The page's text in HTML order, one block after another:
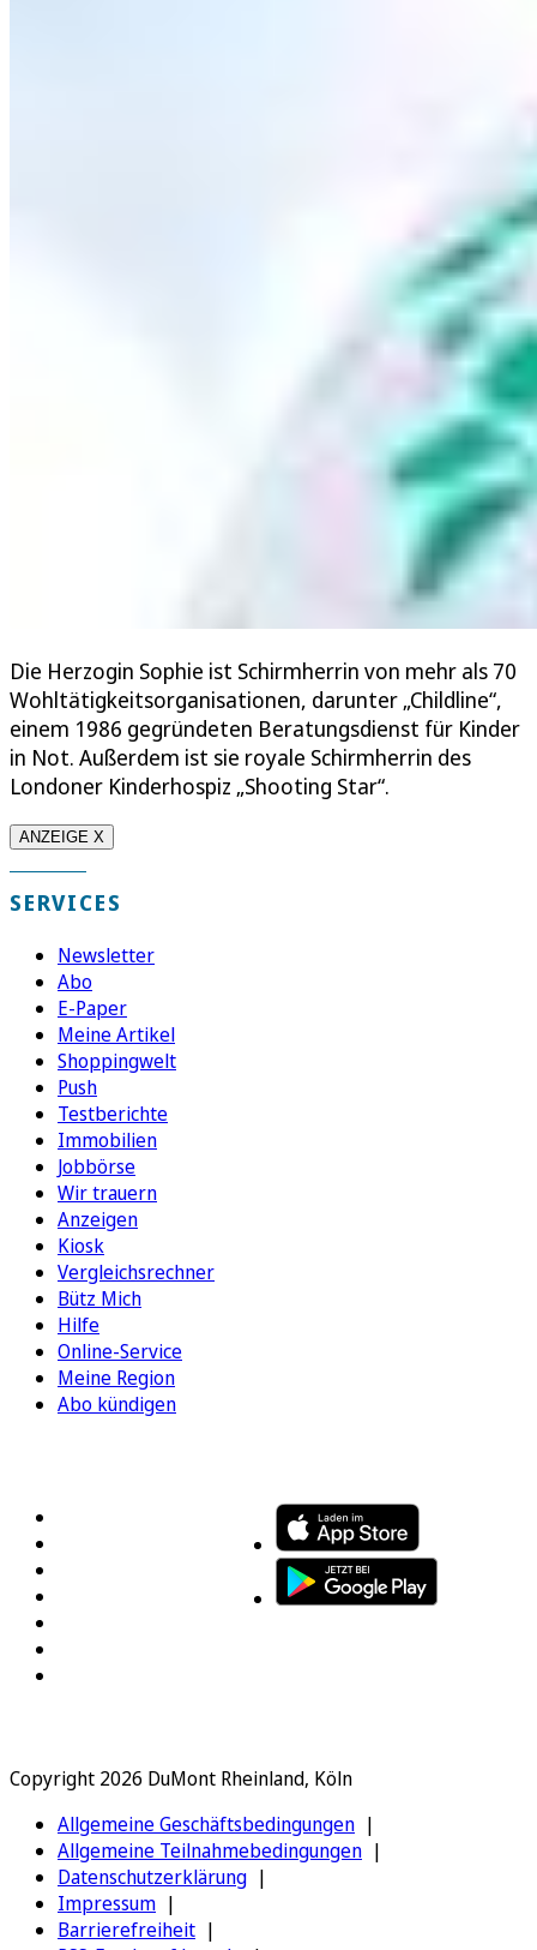
Die Herzogin Sophie ist Schirmherrin von mehr als 70
Wohltätigkeitsorganisationen, darunter „Childline“,
einem 1986 gegründeten Beratungsdienst für Kinder
in Not. Außerdem ist sie royale Schirmherrin des
Londoner Kinderhospiz „Shooting Star“.
ANZEIGE X
SERVICES
Newsletter
Abo
E-Paper
Meine Artikel
Shoppingwelt
Push
Testberichte
Immobilien
Jobbörse
Wir trauern
Anzeigen
Kiosk
Vergleichsrechner
Bütz Mich
Hilfe
Online-Service
Meine Region
Abo kündigen
Copyright 2026 DuMont Rheinland, Köln
Allgemeine Geschäftsbedingungen
Allgemeine Teilnahmebedingungen
Datenschutzerklärung
Impressum
Barrierefreiheit